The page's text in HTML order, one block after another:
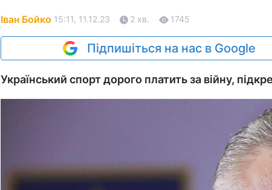
Іван Бойко 15:11, 11.12.23 2 хв. 1745
Підпишіться на нас в Google
Український спорт дорого платить за війну,